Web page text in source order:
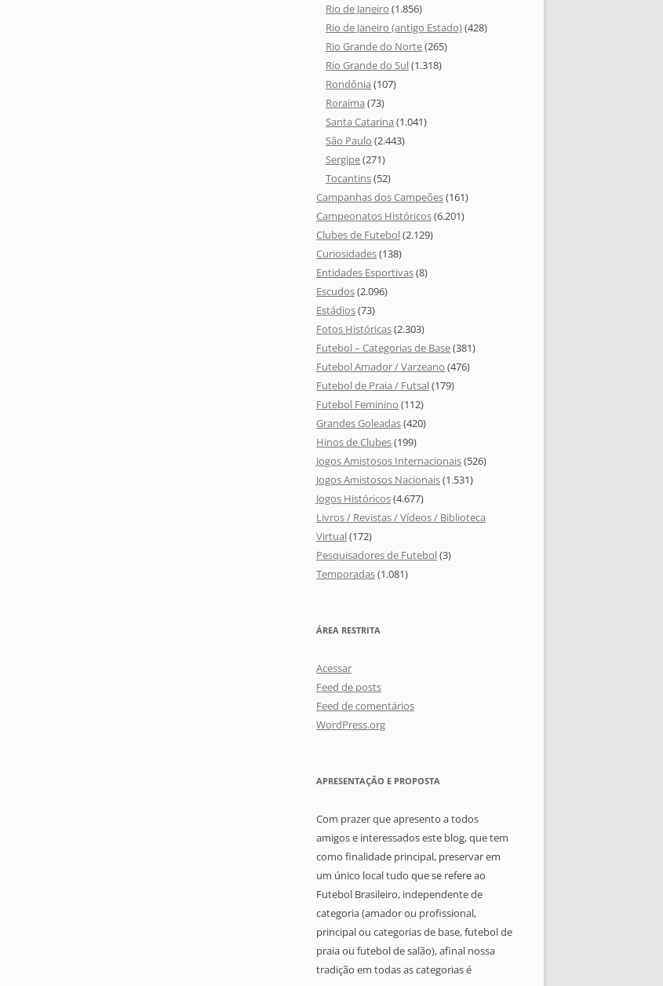
Rio de Janeiro (1.856)
Rio de Janeiro (antigo Estado)(428)
Rio Grande do Norte(265)
Rio Grande do Sul(1.318)
Rondônia (107)
Roraima (73)
Santa Catarina (1.041)
São Paulo (2.443)
Sergipe(271)
Tocantins(52)
Campanhas dos Campeões(161)
Campeonatos Históricos(6.201)
Clubes de Futebol(2.129)
Curiosidades(138)
Entidades Esportivas(8)
Escudos(2.096)
Estádios(73)
Fotos Históricas(2.303)
Futebol – Categorias de Base(381)
Futebol Amador / Varzeano (476)
Futebol de Praia / Futsal(179)
Futebol Feminino (112)
Grandes Goleadas(420)
Hinos de Clubes(199)
Jogos Amistosos Internacionais(526)
Jogos Amistosos Nacionais(1.531)
Jogos Históricos(4.677)
Livros / Revistas / Vídeos / Biblioteca
Virtual(172)
Pesquisadores de Futebol(3)
Temporadas(1.081)
ÁREA RESTRITA
Acessar
Feed de posts
Feed de comentários
WordPress.org
APRESENTAÇÃO E PROPOSTA
Com prazer que apresento a todos
amigos e interessados este blog, que tem
como finalidade principal, preservar em
um único local tudo que se refere ao
Futebol Brasileiro, independente de
categoria (amador ou profissional,
principal ou categorias de base, futebol de
praia ou futebol de salão), afinal nossa
tradição em todas as categorias é